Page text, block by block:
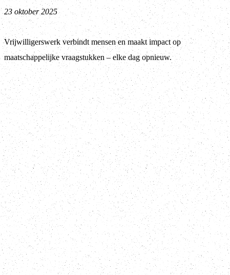
23 oktober 2025
Vrijwilligerswerk verbindt mensen en maakt impact op
maatschappelijke vraagstukken – elke dag opnieuw.